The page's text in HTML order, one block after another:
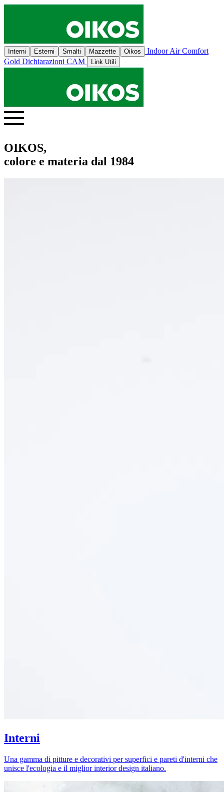
Interni Esterni Smalti Mazzette Oikos
Indoor Air Comfort
Gold Dichiarazioni CAM Link Utili
OIKOS,
colore e materia dal 1984
Interni
Una gamma di pitture e decorativi per superfici e pareti d'interni che
unisce l'ecologia e il miglior interior design italiano.